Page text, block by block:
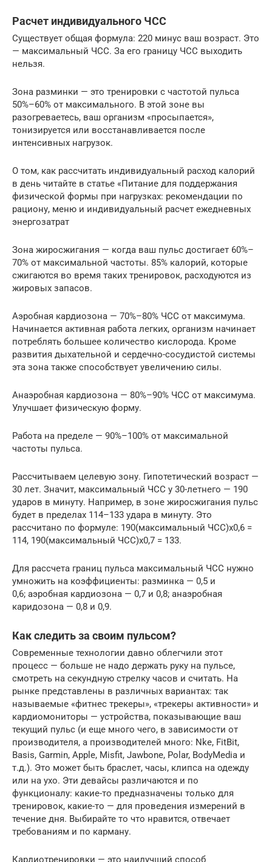
Расчет индивидуального ЧСС
Существует общая формула: 220 минус ваш возраст. Это
— максимальный ЧСС. За его границу ЧСС выходить
нельзя.
Зона разминки — это тренировки с частотой пульса
50%–60% от максимального. В этой зоне вы
разогреваетесь, ваш организм «просыпается»,
тонизируется или восстанавливается после
интенсивных нагрузок.
О том, как рассчитать индивидуальный расход калорий
в день читайте в статье «Питание для поддержания
физической формы при нагрузках: рекомендации по
рациону, меню и индивидуальный расчет ежедневных
энергозатрат
Зона жиросжигания — когда ваш пульс достигает 60%–
70% от максимальной частоты. 85% калорий, которые
сжигаются во время таких тренировок, расходуются из
жировых запасов.
Аэробная кардиозона — 70%–80% ЧСС от максимума.
Начинается активная работа легких, организм начинает
потреблять большее количество кислорода. Кроме
развития дыхательной и сердечно-сосудистой системы
эта зона также способствует увеличению силы.
Анаэробная кардиозона — 80%–90% ЧСС от максимума.
Улучшает физическую форму.
Работа на пределе — 90%–100% от максимальной
частоты пульса.
Рассчитываем целевую зону. Гипотетический возраст —
30 лет. Значит, максимальный ЧСС у 30-летнего — 190
ударов в минуту. Например, в зоне жиросжигания пульс
будет в пределах 114–133 удара в минуту. Это
рассчитано по формуле: 190(максимальный ЧСС)х0,6 =
114, 190(максимальный ЧСС)х0,7 = 133.
Для рассчета границ пульса максимальный ЧСС нужно
умножить на коэффициенты: разминка — 0,5 и
0,6; аэробная кардиозона — 0,7 и 0,8; анаэробная
каридозона — 0,8 и 0,9.
Как следить за своим пульсом?
Современные технологии давно облегчили этот
процесс — больше не надо держать руку на пульсе,
смотреть на секундную стрелку часов и считать. На
рынке представлены в различных вариантах: так
называемые «фитнес трекеры», «трекеры активности» и
кардиомониторы — устройства, показывающие ваш
текущий пульс (и еще много чего, в зависимости от
производителя, а производителей много: Nke, FitBit,
Basis, Garmin, Apple, Misfit, Jawbone, Polar, BodyMedia и
т.д.). Это может быть браслет, часы, клипса на одежду
или на ухо. Эти девайсы различаются и по
функционалу: какие-то предназначены только для
тренировок, какие-то — для проведения измерений в
течение дня. Выбирайте то что нравится, отвечает
требованиям и по карману.
Кардиотренировки — это наилучший способ